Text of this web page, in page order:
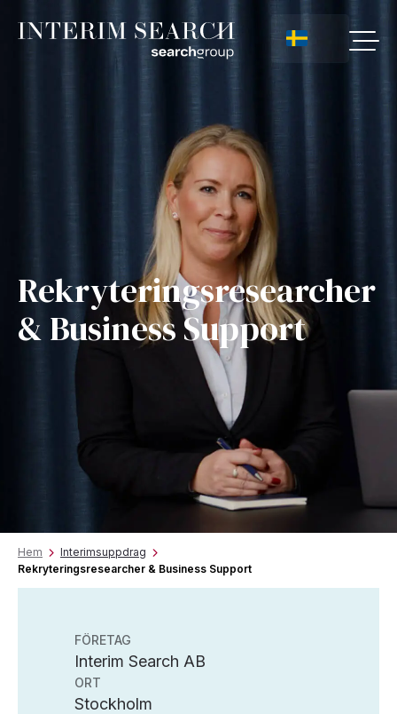
Rekryteringsresearcher
& Business Support
Hem
Interimsuppdrag
Rekryteringsresearcher & Business Support
FÖRETAG
Interim Search AB
ORT
Stockholm